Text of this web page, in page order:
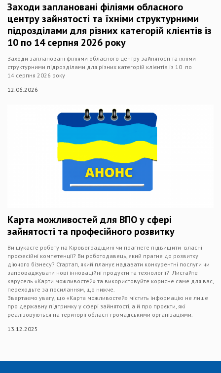
Заходи заплановані філіями обласного
центру зайнятості та їхніми структурними
підрозділами для різних категорій клієнтів із
10 по 14 серпня 2026 року
Заходи заплановані філіями обласного центру зайнятості та їхніми
структурними підрозділами для різних категорій клієнтів із 10 по
14 серпня 2026 року
12.06.2026
Карта можливостей для ВПО у сфері
зайнятості та професійного розвитку
Ви шукаєте роботу на Кіровоградщині чи прагнете підвищити власні
професійні компетенції? Ви роботодавець, який прагне до розвитку
діючого бізнесу? Стартап, який планує надавати конкурентні послуги чи
запроваджувати нові інноваційні продукти та технології? Листайте
карусель «Карти можливостей» та використовуйте корисне саме для вас,
переходьте за посиланням, що нижче.
Звертаємо увагу, що «Карта можливостей» містить інформацію не лише
про державну підтримку у сфері зайнятості, а й про проєкти, які
реалізовуються на території області громадськими організаціями.
13.12.2025